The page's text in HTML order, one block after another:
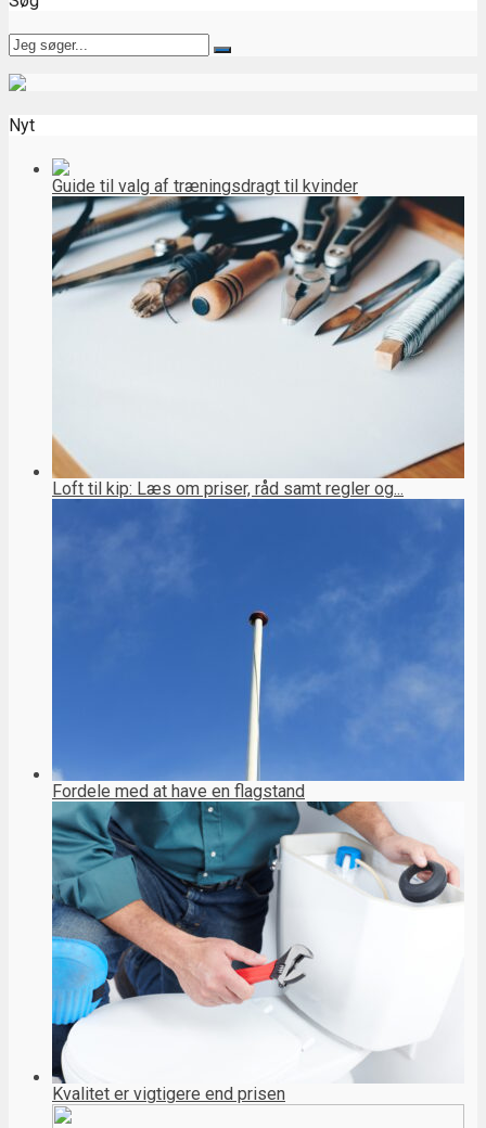
Nyt
Guide til valg af træningsdragt til kvinder
Loft til kip: Læs om priser, råd samt regler og...
Fordele med at have en flagstand
Kvalitet er vigtigere end prisen